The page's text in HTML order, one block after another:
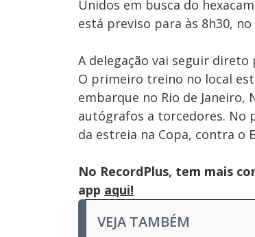
Unidos em busca do
está previso para às 8h30,
A delegação vai seguir
O primeiro treino no local
embarque no Rio de
autógrafos a torcedores. No
da estreia na Copa, contra o
No RecordPlus, tem mais
app aqui!
VEJA TAMBÉM